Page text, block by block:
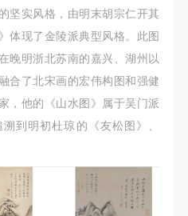
坚实风格，由明末胡宗仁开其
体现了金陵派典型风格。此图
晚明浙北苏南的嘉兴、湖州以
合了北宋画的宏伟构图和强健
，他的《山水图》属于吴门派
到明初杜琼的《友松图》、
帐号密码登录
发送验证码
为您的登录账号